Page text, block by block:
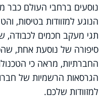
נוסעים ברחבי העולם כבר
הנוגע למזוודות בטיסות,
תגי מעקב חכמים לכבודה,
סיפורה של נוסעת אחת,
החברתיות, מראה כי
הגרסאות הרשמיות של
למזוודות שלכם.